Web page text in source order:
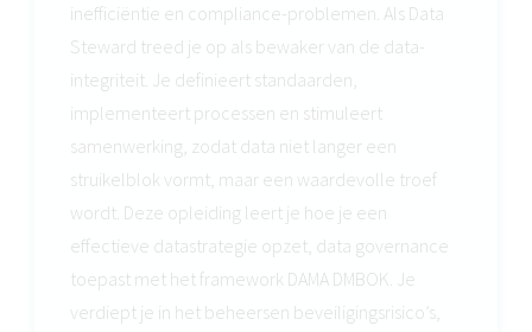
inefficiëntie en compliance-problemen. Als Data
Steward treed je op als bewaker van de data-
integriteit. Je definieert standaarden,
implementeert processen en stimuleert
samenwerking, zodat data niet langer een
struikelblok vormt, maar een waardevolle troef
wordt. Deze opleiding leert je hoe je een
effectieve datastrategie opzet, data governance
toepast met het framework DAMA DMBOK. Je
verdiept je in het beheersen beveiligingsrisico’s,